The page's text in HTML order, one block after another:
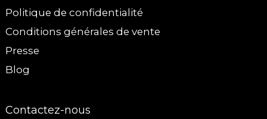
Politique de confidentialité
Conditions générales de vente
Presse
Blog
Contactez-nous